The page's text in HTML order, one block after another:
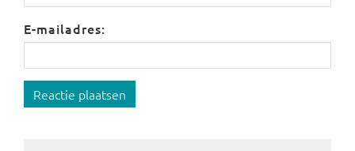
E-mailadres:
Reactie plaatsen